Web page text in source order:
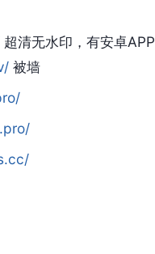
超清无水印，有安卓APP
被墙